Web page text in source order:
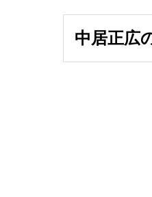
中居正広